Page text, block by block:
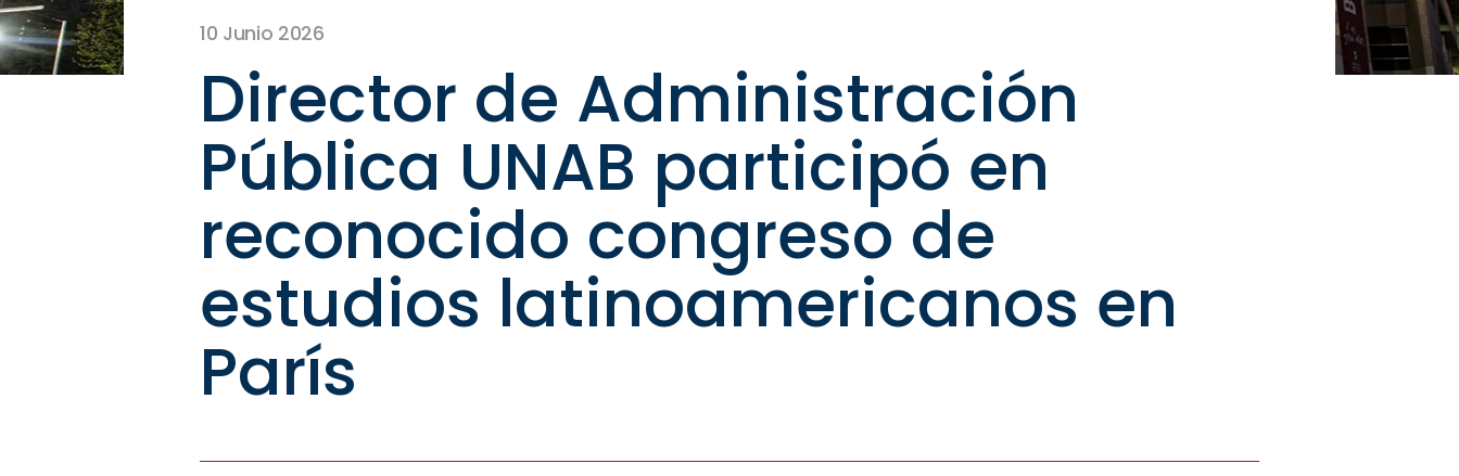
10 Junio 2026
Director de Administración
Pública UNAB participó en
reconocido congreso de
estudios latinoamericanos en
París